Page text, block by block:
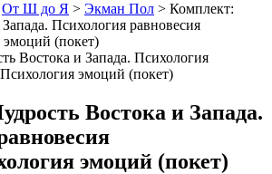
От Ш до Я > Экман Пол > Комплект:
Психология равновесия
эмоций (покет)
Востока и Запада.
эмоций (покет)